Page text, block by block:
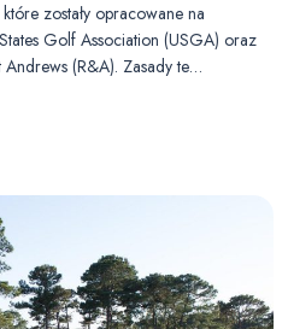
zostały opracowane na
Golf Association (USGA) oraz
(R&A). Zasady te…